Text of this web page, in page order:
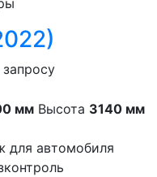
мм Высота 3140 мм
для автомобиля